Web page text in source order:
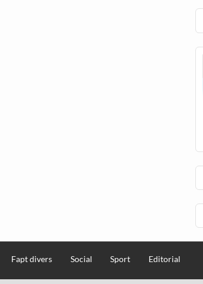
Fapt divers Social Sport Editorial